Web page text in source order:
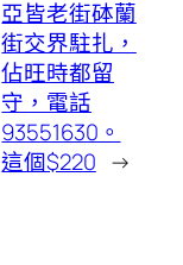
亞皆老街砵蘭
街交界駐扎，
佔旺時都留
守，電話
93551630。
這個$220 →